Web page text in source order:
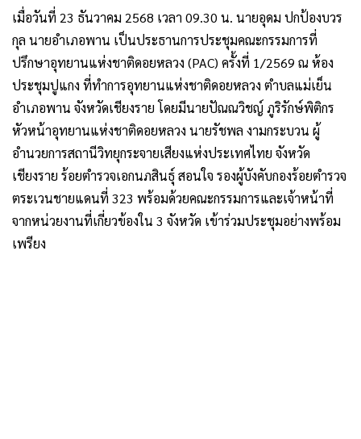
เมื่อวันที่ 23 ธันวาคม 2568 เวลา 09.30 น. นายอุดม ปกป้องบวร
กุล นายอำเภอพาน เป็นประธานการประชุมคณะกรรมการที่
ปรึกษาอุทยานแห่งชาติดอยหลวง (PAC) ครั้งที่ 1/2569 ณ ห้อง
ประชุมปูแกง ที่ทำการอุทยานแห่งชาติดอยหลวง ตำบลแม่เย็น
อำเภอพาน จังหวัดเชียงราย โดยมีนายปัณณวิชญ์ ภูริรักษ์พิติกร
หัวหน้าอุทยานแห่งชาติดอยหลวง นายรัชพล งามกระบวน ผู้
อำนวยการสถานีวิทยุกระจายเสียงแห่งประเทศไทย จังหวัด
เชียงราย ร้อยตำรวจเอกนภสินธุ์ สอนใจ รองผู้บังคับกองร้อยตำรวจ
ตระเวนชายแดนที่ 323 พร้อมด้วยคณะกรรมการและเจ้าหน้าที่
จากหน่วยงานที่เกี่ยวข้องใน 3 จังหวัด เข้าร่วมประชุมอย่างพร้อม
เพรียง